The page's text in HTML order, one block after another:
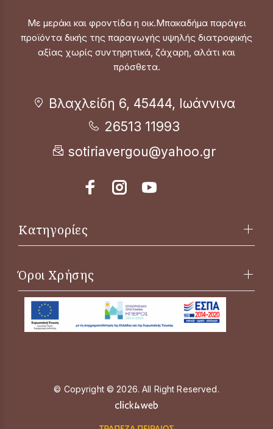
Με μεράκι και φροντίδα η οικ.Μπακαδήμα παράγει
προϊόντα δικής της παραγωγής υψηλής διατροφικής
αξίας χωρίς συντηρητικά, ζάχαρη, αλάτι και
πρόσθετα.
Βλαχλείδη 6, 45444, Ιωάννινα
26513 11993
sotiriavergou@yahoo.gr
Κατηγορίες
Όροι Χρήσης
© Copyright © 2026. All Right Reserved.